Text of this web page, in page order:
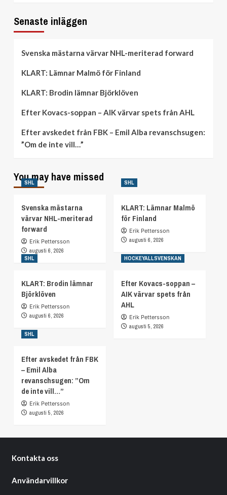
Senaste inläggen
Svenska mästarna värvar NHL-meriterad forward
KLART: Lämnar Malmö för Finland
KLART: Brodin lämnar Björklöven
Efter Kovacs-soppan – AIK värvar spets från AHL
Efter avskedet från FBK – Emil Alba revanschsugen:
”Om de inte vill…”
You may have missed
SHL
Svenska mästarna
värvar NHL-meriterad
forward
Erik Pettersson
augusti 6, 2026
SHL
KLART: Lämnar Malmö
för Finland
Erik Pettersson
augusti 6, 2026
SHL
KLART: Brodin lämnar
Björklöven
Erik Pettersson
augusti 6, 2026
HOCKEYALLSVENSKAN
Efter Kovacs-soppan –
AIK värvar spets från
AHL
Erik Pettersson
augusti 5, 2026
SHL
Efter avskedet från FBK
– Emil Alba
revanschsugen: ”Om
de inte vill…”
Erik Pettersson
augusti 5, 2026
Kontakta oss
Användarvillkor